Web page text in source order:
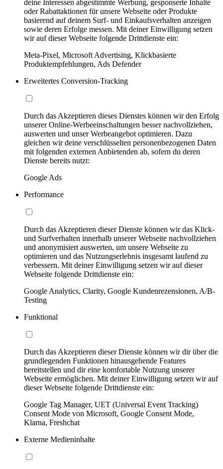
deine Interessen abgestimmte Werbung, gesponserte Inhalte
oder Rabattaktionen für unsere Webseite oder Produkte
basierend auf deinem Surf- und Einkaufsverhalten anzeigen
sowie deren Erfolge messen. Mit deiner Einwilligung setzen
wir auf dieser Webseite folgende Drittdienste ein:
Meta-Pixel, Microsoft Advertising, Klickbasierte
Produktempfehlungen, Ads Defender
Erweitertes Conversion-Tracking
Durch das Akzeptieren dieses Dienstes können wir den Erfolg
unserer Online-Werbeeinschaltungen besser nachvollziehen,
auswerten und unser Werbeangebot optimieren. Dazu
gleichen wir deine verschlüsselten personenbezogenen Daten
mit folgenden externen Anbietenden ab, sofern du deren
Dienste bereits nutzt:
Google Ads
Performance
Durch das Akzeptieren dieser Dienste können wir das Klick-
und Surfverhalten innerhalb unserer Webseite nachvollziehen
und anonymisiert auswerten, um unsere Webseite zu
optimieren und das Nutzungserlebnis insgesamt laufend zu
verbessern. Mit deiner Einwilligung setzen wir auf dieser
Webseite folgende Drittdienste ein:
Google Analytics, Clarity, Google Kundenrezensionen, A/B-
Testing
Funktional
Durch das Akzeptieren dieser Dienste können wir dir über die
grundlegenden Funktionen hinausgehende Features
bereitstellen und dir eine komfortable Nutzung unserer
Webseite ermöglichen. Mit deiner Einwilligung setzen wir auf
dieser Webseite folgende Drittdienste ein:
Google Tag Manager, UET (Universal Event Tracking)
Consent Mode von Microsoft, Google Consent Mode,
Klarna, Freshchat
Externe Medieninhalte